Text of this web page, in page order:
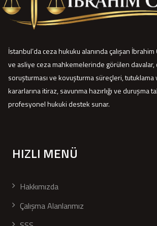
İstanbul’da ceza hukuku alanında çalışan
ve asliye ceza mahkemelerinde görülen davalar,
soruşturması ve kovuşturma süreçleri,
kararlarına itiraz, savunma hazırlığı ve duruşma
profesyonel hukuki destek sunar.
HIZLI MENÜ
Hakkımızda
Çalışma Alanlarımız